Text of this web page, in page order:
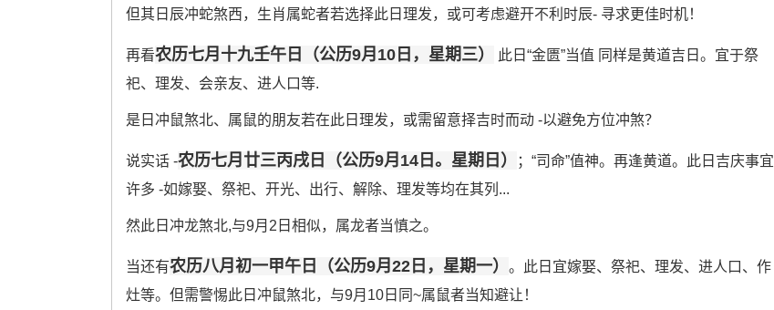
但其日辰冲蛇煞西，生肖属蛇者若选择此日理发，或可考虑避开不利时辰- 寻求更佳时机！
再看农历七月十九壬午日（公历9月10日，星期三）
此日“金匮”当值 同样是黄道吉日。宜于祭
祀、理发、会亲友、进人口等.
是日冲鼠煞北、属鼠的朋友若在此日理发，或需留意择吉时而动 -以避免方位冲煞？
说实话 -农历七月廿三丙戌日（公历9月14日。星期日）
；“司命”值神。再逢黄道。此日吉庆事宜
许多 -如嫁娶、祭祀、开光、出行、解除、理发等均在其列...
然此日冲龙煞北,与9月2日相似，属龙者当慎之。
当还有农历八月初一甲午日（公历9月22日，星期一） 。此日宜嫁娶、祭祀、理发、进人口、作
灶等。但需警惕此日冲鼠煞北，与9月10日同~属鼠者当知避让！